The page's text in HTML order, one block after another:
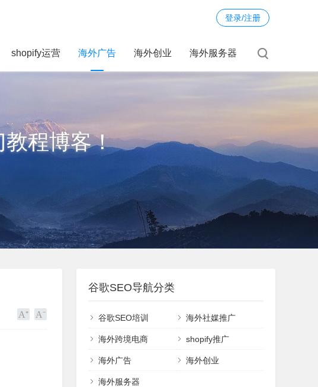
登录/注册
shopify运营 海外广告 海外创业 海外服务器
程博客！
谷歌SEO导航分类
谷歌SEO培训 海外社媒推广
海外跨境电商 shopify推广
海外广告 海外创业
海外服务器